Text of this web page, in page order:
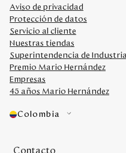
Aviso de privacidad
Protección de datos
Servicio al cliente
Nuestras tiendas
Superintendencia de
Premio Mario Hernández
Empresas
45 años Mario Hernández
Colombia
Contacto